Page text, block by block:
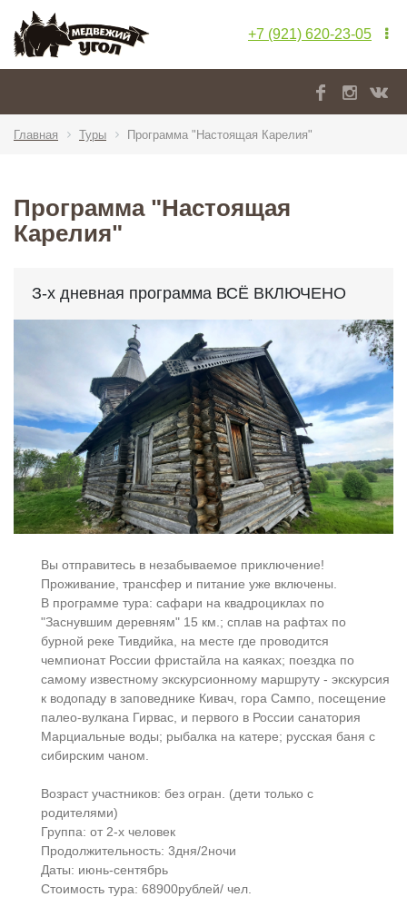
+7 (921) 620-23-05
Главная Туры Программа "Настоящая Карелия"
Программа "Настоящая
Карелия"
З-х дневная программа ВСЁ ВКЛЮЧЕНО
Вы отправитесь в незабываемое приключение!
Проживание, трансфер и питание уже включены.
В программе тура: сафари на квадроциклах по
"Заснувшим деревням" 15 км.; сплав на рафтах по
бурной реке Тивдийка, на месте где проводится
чемпионат России фристайла на каяках; поездка по
самому известному экскурсионному маршруту - экскурсия
к водопаду в заповеднике Кивач, гора Сампо, посещение
палео-вулкана Гирвас, и первого в России санатория
Марциальные воды; рыбалка на катере; русская баня с
сибирским чаном.
Возраст участников: без огран. (дети только с
родителями)
Группа: от 2-х человек
Продолжительность: 3дня/2ночи
Даты: июнь-сентябрь
Стоимость тура: 68900рублей/ чел.